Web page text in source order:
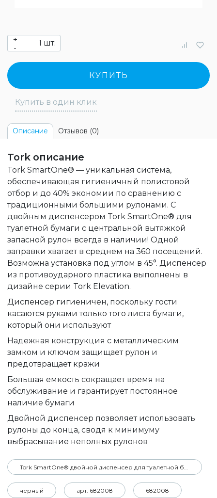
+
-
шт.
КУПИТЬ
Купить в один клик
Описание Отзывов (0)
Tork описание
Tork SmartOne® — уникальная система,
обеспечивающая гигиеничный полистовой
отбор и до 40% экономии по сравнению с
традиционными большими рулонами. С
двойным диспенсером Tork SmartOne® для
туалетной бумаги с центральной вытяжкой
запасной рулон всегда в наличии! Одной
заправки хватает в среднем на 360 посещений.
Возможна установка под углом в 45°. Диспенсер
из противоударного пластика выполнены в
дизайне серии Tork Elevation.
Диспенсер гигиеничен, поскольку гости
касаются руками только того листа бумаги,
который они используют
Надежная конструкция с металлическим
замком и ключом защищает рулон и
предотвращает кражи
Большая емкость сокращает время на
обслуживание и гарантирует постоянное
наличие бумаги
Двойной диспенсер позволяет использовать
рулоны до конца, сводя к минимуму
выбрасывание неполных рулонов
Tork SmartOne® двойной диспенсер для туалетной бумаги в мини-рулонах
черный арт. 682008 682008